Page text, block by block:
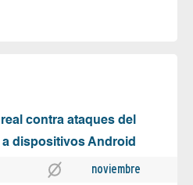
contra ataques del
dispositivos Android
noviembre